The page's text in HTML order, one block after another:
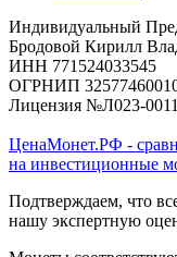
Индивидуальный
Бродовой Кирилл
ИНН 771524033545
ОГРНИП
Лицензия №Л023-
ЦенаМонет.РФ -
на инвестиционные
Подтверждаем, что
нашу экспертную